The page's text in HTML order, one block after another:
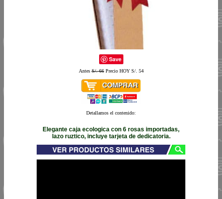
Save
AntesS/. 66Precio HOY S/. 54
Detallamos el contenido:
Elegante caja ecologica con 6 rosas importadas,
lazo ruztico, incluye tarjeta de dedicatoria.